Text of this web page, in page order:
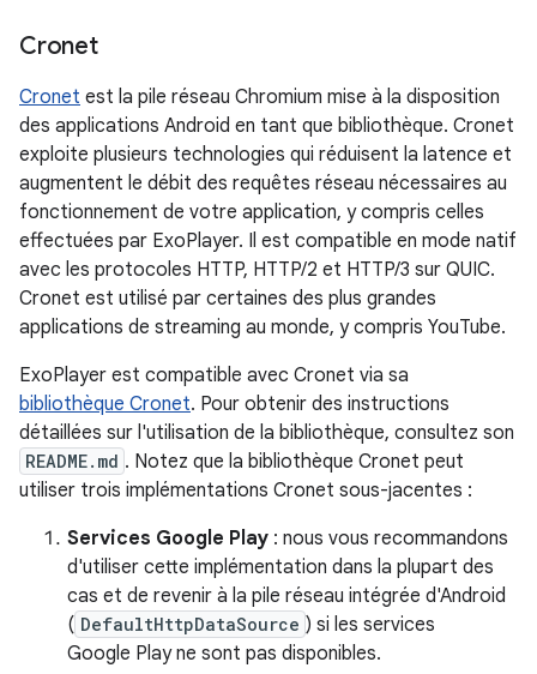
Cronet
Cronet est la pile réseau Chromium mise à la disposition
des applications Android en tant que bibliothèque. Cronet
exploite plusieurs technologies qui réduisent la latence et
augmentent le débit des requêtes réseau nécessaires au
fonctionnement de votre application, y compris celles
effectuées par ExoPlayer. Il est compatible en mode natif
avec les protocoles HTTP, HTTP/2 et HTTP/3 sur QUIC.
Cronet est utilisé par certaines des plus grandes
applications de streaming au monde, y compris YouTube.
ExoPlayer est compatible avec Cronet via sa
bibliothèque Cronet. Pour obtenir des instructions
détaillées sur l'utilisation de la bibliothèque, consultez son
README.md . Notez que la bibliothèque Cronet peut
utiliser trois implémentations Cronet sous-jacentes :
Services Google Play : nous vous recommandons
d'utiliser cette implémentation dans la plupart des
cas et de revenir à la pile réseau intégrée d'Android
( DefaultHttpDataSource ) si les services
Google Play ne sont pas disponibles.